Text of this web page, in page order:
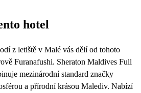
42 839 hotel
z letiště v Malé vás dělí od tohoto
Furanafushi. Sheraton Maldives Full
mezinárodní standard značky
a přírodní krásou Malediv. Nabízí